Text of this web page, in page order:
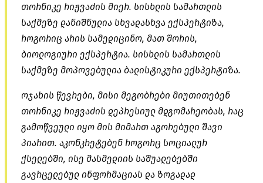
თორნიკე რიჟვაძის მიერ. სისხლის სამართლის
საქმეზე დანიშნულია სხვადასხვა ექსპერტიზა,
როგორიც არის სამედიცინო, მათ შორის,
ბიოლოგიური ექსპერტია. სისხლის სამართლის
საქმეზე მოპოვებულია ბალისტიკური ექსპერტიზა.
ოჯახის წევრები, მისი მეგობრები მიუთითებენ
თორნიკე რიჟვაძის დეპრესიულ მდგომარეობას, რაც
გამოწვეული იყო მის მიმართ აგორებული შავი
პიარით. აკონკრეტებენ როგორც სოციალურ
ქსელებში, ისე მასმედიის საშუალებებში
გავრცელებულ ინფორმაციას და ზოგადად